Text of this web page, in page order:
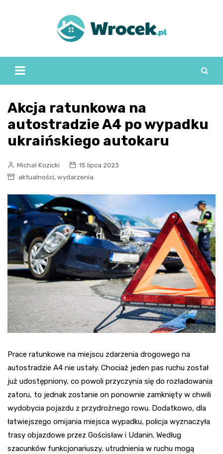
Akcja ratunkowa na
autostradzie A4 po wypadku
ukraińskiego autokaru
Michał Kozicki
15 lipca 2023
aktualności, wydarzenia
Prace ratunkowe na miejscu zdarzenia drogowego na
autostradzie A4 nie ustały. Chociaż jeden pas ruchu został
już udostępniony, co powoli przyczynia się do rozładowania
zatoru, to jednak zostanie on ponownie zamknięty w chwili
wydobycia pojazdu z przydrożnego rowu. Dodatkowo, dla
łatwiejszego omijania miejsca wypadku, policja wyznaczyła
trasy objazdowe przez Gościsław i Udanin. Według
szacunków funkcjonariuszy, utrudnienia w ruchu mogą